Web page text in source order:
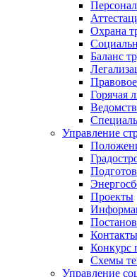
Охрана
Баланс
Горячая
Управление
Проекты
Контакты
Конкурс
Схемы
Управление